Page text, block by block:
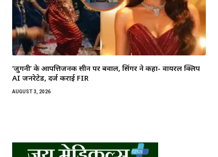
‘जुगनी’ के आपत्तिजनक सीन पर बवाल, सिंगर ने कहा- वायरल क्लिप
AI जनरेटेड, दर्ज कराई FIR
AUGUST 3, 2026